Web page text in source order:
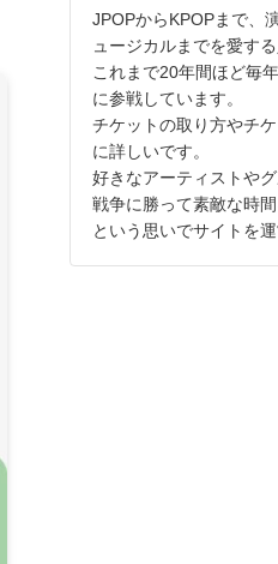
JPOPからKPOPまで、
ュージカルまでを愛する
これまで20年間ほど毎
に参戦しています。
チケットの取り方やチ
に詳しいです。
好きなアーティストや
戦争に勝って素敵な時
という思いでサイトを運